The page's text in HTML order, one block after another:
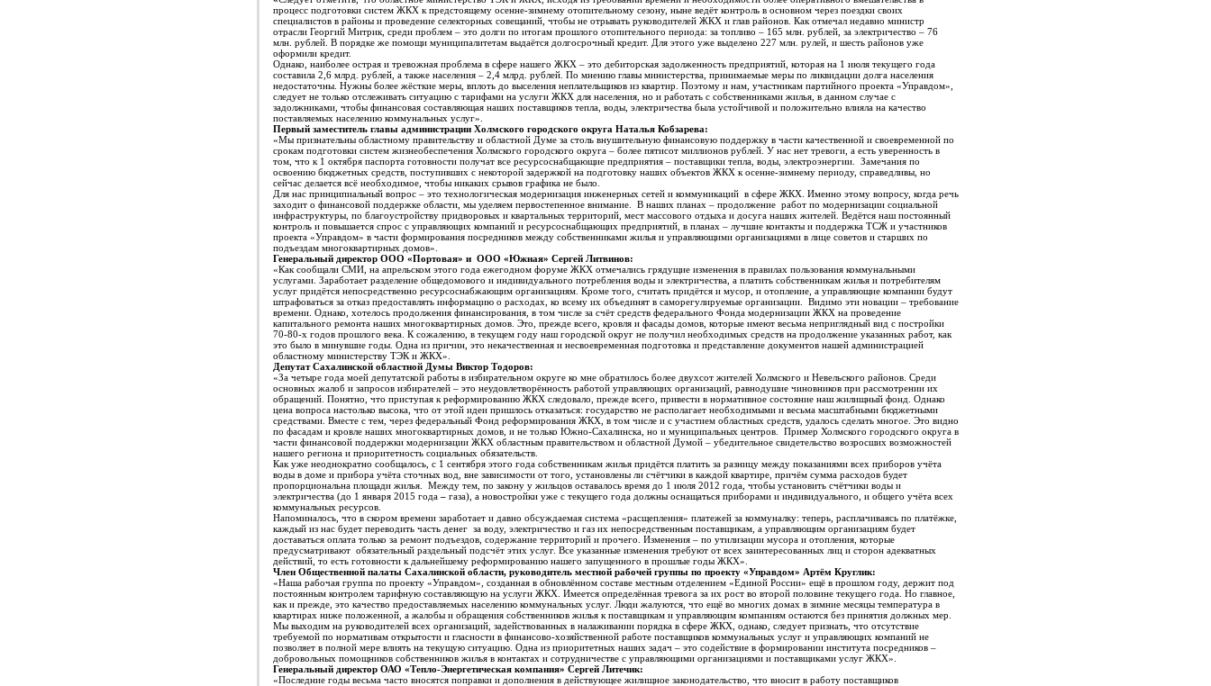
процесс подготовки систем ЖКХ к предстоящему осенне-зимнему отопительному сезону, ныне ведёт контроль в основном через поездки своих
специалистов в районы и проведение селекторных совещаний, чтобы не отрывать руководителей ЖКХ и глав районов. Как отмечал недавно министр
отрасли Георгий Митрик, среди проблем – это долги по итогам прошлого отопительного периода: за топливо – 165 млн. рублей, за электричество – 76
млн. рублей. В порядке же помощи муниципалитетам выдаётся долгосрочный кредит. Для этого уже выделено 227 млн. рулей, и шесть районов уже
оформили кредит.
Однако, наиболее острая и тревожная проблема в сфере нашего ЖКХ – это дебиторская задолженность предприятий, которая на 1 июля текущего года
составила 2,6 млрд. рублей, а также населения – 2,4 млрд. рублей. По мнению главы министерства, принимаемые меры по ликвидации долга населения
недостаточны. Нужны более жёсткие меры, вплоть до выселения неплательщиков из квартир. Поэтому и нам, участникам партийного проекта «Управдом»,
следует не только отслеживать ситуацию с тарифами на услуги ЖКХ для населения, но и работать с собственниками жилья, в данном случае с
задолжниками, чтобы финансовая составляющая наших поставщиков тепла, воды, электричества была устойчивой и положительно влияла на качество
поставляемых населению коммунальных услуг».
Первый заместитель главы администрации Холмского городского округа Наталья Кобзарева:
«Мы признательны областному правительству и областной Думе за столь внушительную финансовую поддержку в части качественной и своевременной по
срокам подготовки систем жизнеобеспечения Холмского городского округа – более пятисот миллионов рублей. У нас нет тревоги, а есть уверенность в
том, что к 1 октября паспорта готовности получат все ресурсоснабщающие предприятия – поставщики тепла, воды, электроэнергии. Замечания по
освоению бюджетных средств, поступивших с некоторой задержкой на подготовку наших объектов ЖКХ к осенне-зимнему периоду, справедливы, но
сейчас делается всё необходимое, чтобы никаких срывов графика не было.
Для нас принципиальный вопрос – это технологическая модернизация инженерных сетей и коммуникаций в сфере ЖКХ. Именно этому вопросу, когда речь
заходит о финансовой поддержке области, мы уделяем первостепенное внимание. В наших планах – продолжение работ по модернизации социальной
инфраструктуры, по благоустройству придворовых и квартальных территорий, мест массового отдыха и досуга наших жителей. Ведётся наш постоянный
контроль и повышается спрос с управляющих компаний и ресурсоснабщающих предприятий, в планах – лучшие контакты и поддержка ТСЖ и участников
проекта «Управдом» в части формирования посредников между собственниками жилья и управляющими организациями в лице советов и старших по
подъездам многоквартирных домов».
Генеральный директор ООО «Портовая» и ООО «Южная» Сергей Литвинов:
«Как сообщали СМИ, на апрельском этого года ежегодном форуме ЖКХ отмечались грядущие изменения в правилах пользования коммунальными
услугами. Заработает разделение общедомового и индивидуального потребления воды и электричества, а платить собственникам жилья и потребителям
услуг придётся непосредственно ресурсоснабжающим организациям. Кроме того, считать придётся и мусор, и отопление, а управляющие компании будут
штрафоваться за отказ предоставлять информацию о расходах, ко всему их объединят в саморегулируемые организации. Видимо эти новации – требование
времени. Однако, хотелось продолжения финансирования, в том числе за счёт средств федерального Фонда модернизации ЖКХ на проведение
капитального ремонта наших многоквартирных домов. Это, прежде всего, кровля и фасады домов, которые имеют весьма неприглядный вид с постройки
70-80-х годов прошлого века. К сожалению, в текущем году наш городской округ не получил необходимых средств на продолжение указанных работ, как
это было в минувшие годы. Одна из причин, это некачественная и несвоевременная подготовка и представление документов нашей администрацией
областному министерству ТЭК и ЖКХ».
Депутат Сахалинской областной Думы Виктор Тодоров:
«За четыре года моей депутатской работы в избирательном округе ко мне обратилось более двухсот жителей Холмского и Невельского районов. Среди
основных жалоб и запросов избирателей – это неудовлетворённость работой управляющих организаций, равнодушие чиновников при рассмотрении их
обращений. Понятно, что приступая к реформированию ЖКХ следовало, прежде всего, привести в нормативное состояние наш жилищный фонд. Однако
цена вопроса настолько высока, что от этой идеи пришлось отказаться: государство не располагает необходимыми и весьма масштабными бюджетными
средствами. Вместе с тем, через федеральный Фонд реформирования ЖКХ, в том числе и с участием областных средств, удалось сделать многое. Это видно
по фасадам и кровле наших многоквартирных домов, и не только Южно-Сахалинска, но и муниципальных центров. Пример Холмского городского округа в
части финансовой поддержки модернизации ЖКХ областным правительством и областной Думой – убедительное свидетельство возросших возможностей
нашего региона и приоритетность социальных обязательств.
Как уже неоднократно сообщалось, с 1 сентября этого года собственникам жилья придётся платить за разницу между показаниями всех приборов учёта
воды в доме и прибора учёта сточных вод, вне зависимости от того, установлены ли счётчики в каждой квартире, причём сумма расходов будет
пропорциональна площади жилья. Между тем, по закону у жильцов оставалось время до 1 июля 2012 года, чтобы установить счётчики воды и
электричества (до 1 января 2015 года – газа), а новостройки уже с текущего года должны оснащаться приборами и индивидуального, и общего учёта всех
коммунальных ресурсов.
Напоминалось, что в скором времени заработает и давно обсуждаемая система «расщепления» платежей за коммуналку: теперь, расплачиваясь по платёжке,
каждый из нас будет переводить часть денег за воду, электричество и газ их непосредственным поставщикам, а управляющим организациям будет
доставаться оплата только за ремонт подъездов, содержание территорий и прочего. Изменения – по утилизации мусора и отопления, которые
предусматривают обязательный раздельный подсчёт этих услуг. Все указанные изменения требуют от всех заинтересованных лиц и сторон адекватных
действий, то есть готовности к дальнейшему реформированию нашего запущенного в прошлые годы ЖКХ».
Член Общественной палаты Сахалинской области, руководитель местной рабочей группы по проекту «Управдом» Артём Круглик:
«Наша рабочая группа по проекту «Управдом», созданная в обновлённом составе местным отделением «Единой России» ещё в прошлом году, держит под
постоянным контролем тарифную составляющую на услуги ЖКХ. Имеется определённая тревога за их рост во второй половине текущего года. Но главное,
как и прежде, это качество предоставляемых населению коммунальных услуг. Люди жалуются, что ещё во многих домах в зимние месяцы температура в
квартирах ниже положенной, а жалобы и обращения собственников жилья к поставщикам и управляющим компаниям остаются без принятия должных мер.
Мы выходим на руководителей всех организаций, задействованных в налаживании порядка в сфере ЖКХ, однако, следует признать, что отсутствие
требуемой по нормативам открытости и гласности в финансово-хозяйственной работе поставщиков коммунальных услуг и управляющих компаний не
позволяет в полной мере влиять на текущую ситуацию. Одна из приоритетных наших задач – это содействие в формировании института посредников –
добровольных помощников собственников жилья в контактах и сотрудничестве с управляющими организациями и поставщиками услуг ЖКХ».
Генеральный директор ОАО «Тепло-Энергетическая компания» Сергей Литечик:
«Последние годы весьма часто вносятся поправки и дополнения в действующее жилищное законодательство, что вносит в работу поставщиков